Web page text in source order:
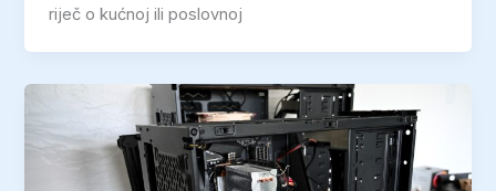
riječ o kućnoj ili poslovnoj